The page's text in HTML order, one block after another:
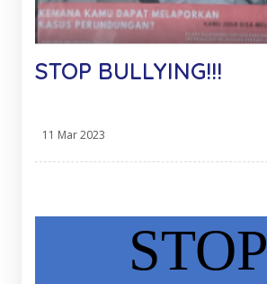
STOP BULLYING!!!
11 Mar 2023
STOP